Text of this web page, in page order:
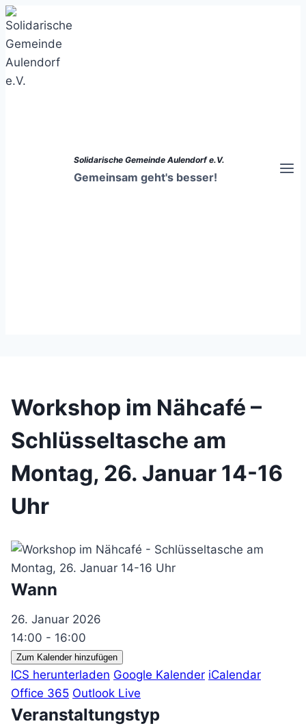
Zum
Inhalt
springen
Solidarische Gemeinde Aulendorf e.V.
Gemeinsam geht's besser!
Workshop im Nähcafé –
Schlüsseltasche am
Montag, 26. Januar 14-16
Uhr
Wann
26. Januar 2026
14:00 - 16:00
Zum Kalender hinzufügen
ICS herunterladen Google Kalender iCalendar
Office 365 Outlook Live
Veranstaltungstyp